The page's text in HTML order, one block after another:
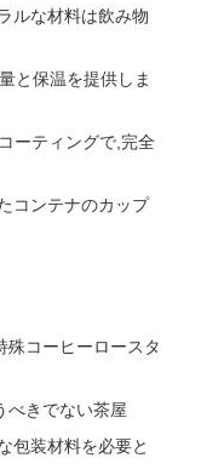
ルな材料は飲み物
と保温を提供しま
ーティングで,完全
コンテナのカップ
殊コーヒーロースタ
べきでない茶屋
包装材料を必要と